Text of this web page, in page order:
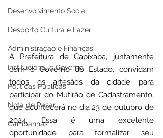
Desenvolvimento Social
Desporto Cultura e Lazer
Administração e Finanças
Institucional e Governo
Políticas Públicas
Nota de Pesar
Campanhas
A Prefeitura de Capixaba, juntamente
com o Governo do Estado, convidam
todos os artesãos da cidade para
participar do Mutirão de Cadastramento,
que acontecerá no dia 23 de outubro de
2024. Essa é uma excelente
oportunidade para formalizar seu